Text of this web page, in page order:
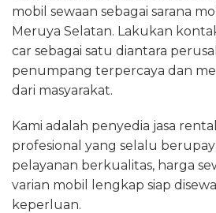
mobil sewaan sebagai sarana
Meruya Selatan. Lakukan
car sebagai satu diantara
penumpang terpercaya dan
dari masyarakat.
Kami adalah penyedia jasa
profesional yang selalu
pelayanan berkualitas, harga
varian mobil lengkap siap
keperluan.